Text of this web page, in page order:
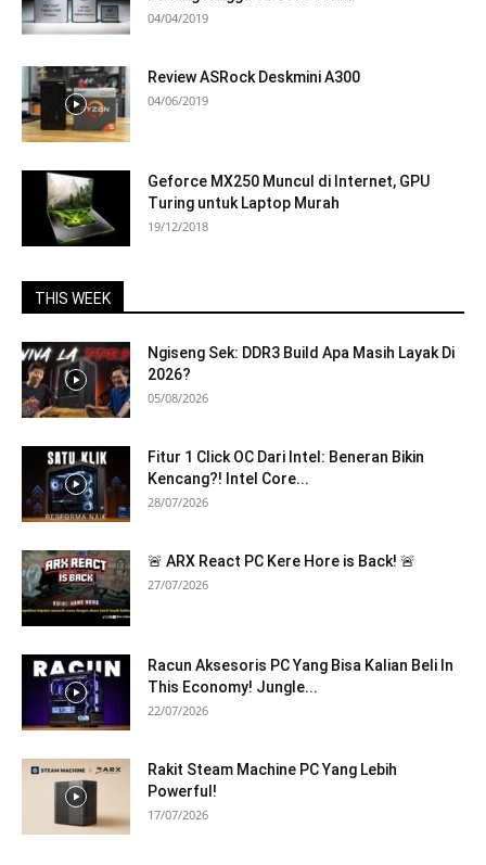
04/04/2019
Review ASRock Deskmini A300
04/06/2019
Geforce MX250 Muncul di Internet, GPU
Turing untuk Laptop Murah
19/12/2018
THIS WEEK
Ngiseng Sek: DDR3 Build Apa Masih Layak Di
2026?
05/08/2026
Fitur 1 Click OC Dari Intel: Beneran Bikin
Kencang?! Intel Core...
28/07/2026
🚨 ARX React PC Kere Hore is Back! 🚨
27/07/2026
Racun Aksesoris PC Yang Bisa Kalian Beli In
This Economy! Jungle...
22/07/2026
Rakit Steam Machine PC Yang Lebih
Powerful!
17/07/2026